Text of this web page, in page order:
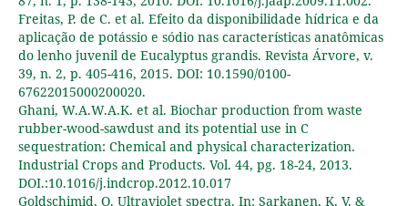
Freitas, P. de C. et al. Efeito da disponibilidade hídrica e da
aplicação de potássio e sódio nas características anatômicas
do lenho juvenil de Eucalyptus grandis. Revista Árvore, v.
39, n. 2, p. 405-416, 2015. DOI: 10.1590/0100-
67622015000200020.
Ghani, W.A.W.A.K. et al. Biochar production from waste
rubber-wood-sawdust and its potential use in C
sequestration: Chemical and physical characterization.
Industrial Crops and Products. Vol. 44, pg. 18-24, 2013.
DOI.:10.1016/j.indcrop.2012.10.017
Goldschimid, O. Ultraviolet spectra. In: Sarkanen, K. V. &